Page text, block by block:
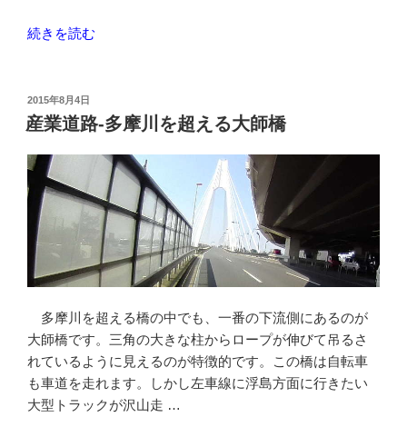
“清
橋
を
っ
て
荒
川
越
え-
走
行”
の
続きを読む
投
稿
日:
2015年8月4日
産業道路-多摩川を超える大師橋
多摩川を超える橋の中でも、一番の下流側にあるのが
大師橋です。三角の大きな柱からロープが伸びて吊るさ
れているように見えるのが特徴的です。この橋は自転車
も車道を走れます。しかし左車線に浮島方面に行きたい
大型トラックが沢山走 …